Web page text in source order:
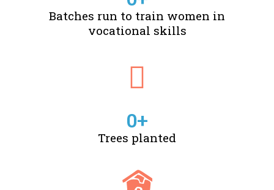
Batches run to train women in
vocational skills
Trees planted
0+